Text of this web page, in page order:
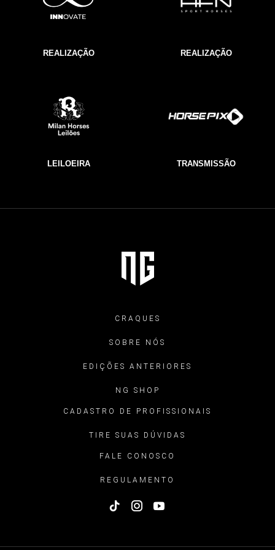
REALIZAÇÃO REALIZAÇÃO
LEILOEIRA TRANSMISSÃO
CRAQUES
SOBRE NÓS
EDIÇÕES ANTERIORES
NG SHOP
CADASTRO DE PROFISSIONAIS
TIRE SUAS DÚVIDAS
FALE CONOSCO
REGULAMENTO